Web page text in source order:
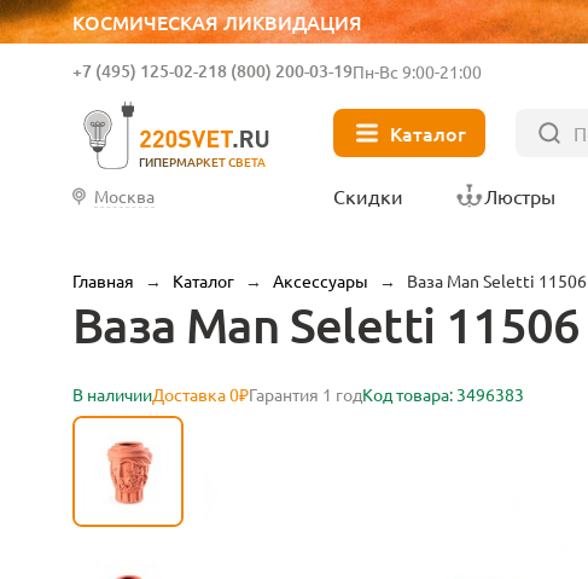
КОСМИЧЕСКАЯ ЛИКВИДАЦИЯ
ГИПЕРМАРКЕТ СВЕТА
+7 (495) 125-02-218 (800) 200-03-19Пн-Вс 9:00-21:00
Каталог
Москва Скидки Люстры
Главная → Каталог → Аксессуары → Ваза Man Seletti 11506
Ваза Man Seletti 11506
В наличииДоставка 0₽Гарантия 1 годКод товара: 3496383